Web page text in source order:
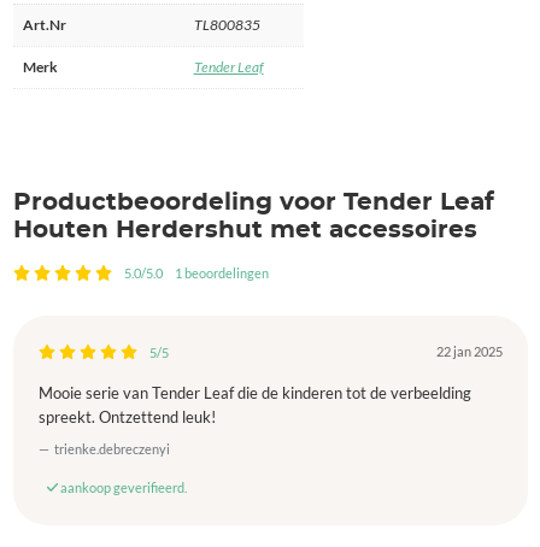
Art.Nr TL800835
Merk Tender Leaf
Productbeoordeling voor Tender Leaf
Houten Herdershut met accessoires
5.0/5.0 1 beoordelingen
5/5 22 jan 2025
Mooie serie van Tender Leaf die de kinderen tot de verbeelding
spreekt. Ontzettend leuk!
trienke.debreczenyi
aankoop geverifieerd.